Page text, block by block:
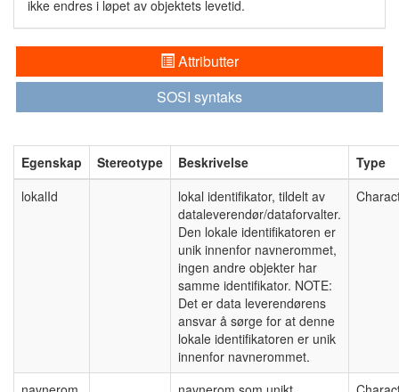
ikke endres i løpet av objektets levetid.
Attributter
SOSI syntaks
Egenskap Stereotype Beskrivelse
Type
lokalId
lokal identifikator, tildelt av
dataleverendør/dataforvalter.
Den lokale identifikatoren er
unik innenfor navnerommet,
ingen andre objekter har
samme identifikator. NOTE:
Det er data leverendørens
ansvar å sørge for at denne
lokale identifikatoren er unik
innenfor navnerommet.